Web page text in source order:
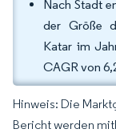
Nach Stadt
der Größe
Katar im
CAGR von
Hinweis: Die
Bericht werden